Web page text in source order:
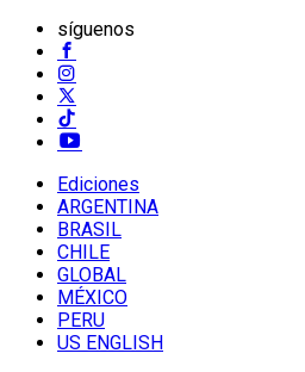
síguenos
Ediciones
ARGENTINA
BRASIL
CHILE
GLOBAL
MÉXICO
PERU
US ENGLISH